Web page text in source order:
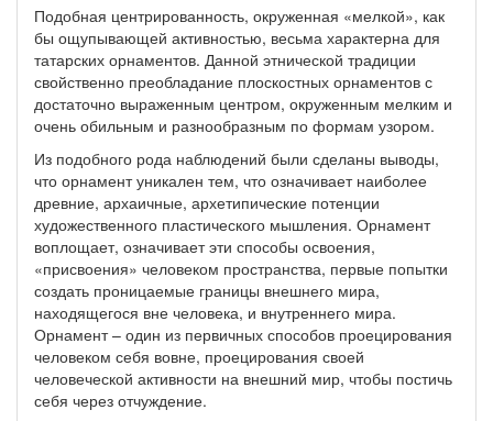
Подобная центрированность, окруженная «мелкой», как
бы ощупывающей активностью, весьма характерна для
татарских орнаментов. Данной этнической традиции
свойственно преобладание плоскостных орнаментов с
достаточно выраженным центром, окруженным мелким и
очень обильным и разнообразным по формам узором.
Из подобного рода наблюдений были сделаны выводы,
что орнамент уникален тем, что означивает наиболее
древние, архаичные, архетипические потенции
художественного пластического мышления. Орнамент
воплощает, означивает эти способы освоения,
«присвоения» человеком пространства, первые попытки
создать проницаемые границы внешнего мира,
находящегося вне человека, и внутреннего мира.
Орнамент – один из первичных способов проецирования
человеком себя вовне, проецирования своей
человеческой активности на внешний мир, чтобы постичь
себя через отчуждение.